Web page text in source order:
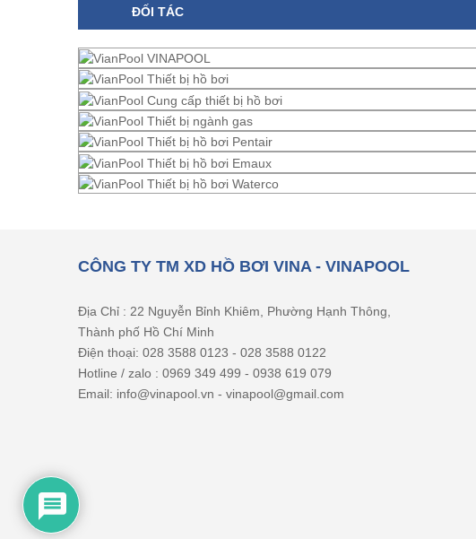
ĐỐI TÁC
CÔNG TY TM XD HỒ BƠI VINA - VINAPOOL
Địa Chỉ : 22 Nguyễn Bỉnh Khiêm, Phường Hạnh Thông,
Thành phố Hồ Chí Minh
Điện thoại: 028 3588 0123 - 028 3588 0122
Hotline / zalo : 0969 349 499 - 0938 619 079
Email: info@vinapool.vn - vinapool@gmail.com